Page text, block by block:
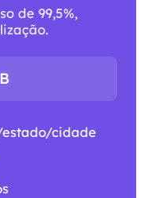
de 99,5%,
cidade